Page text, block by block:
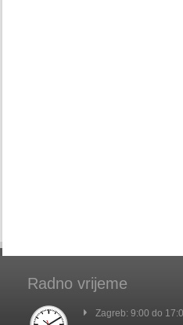
Radno vrijeme
Zagreb: 9:00 do